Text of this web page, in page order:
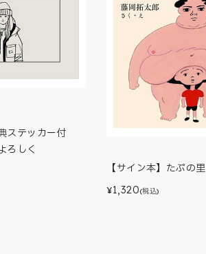
ステッカー付
ろしく
【サイン本】たぷの里
¥1,320(税込)